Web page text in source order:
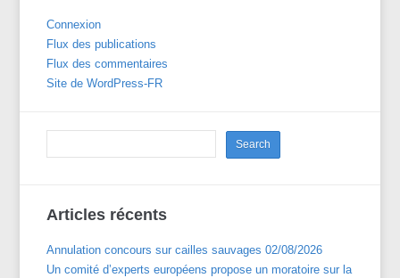
Connexion
Flux des publications
Flux des commentaires
Site de WordPress-FR
Articles récents
Annulation concours sur cailles sauvages 02/08/2026
Un comité d’experts européens propose un moratoire sur la